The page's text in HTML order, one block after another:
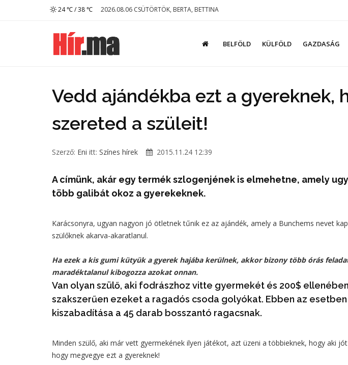
24 ℃ / 38 ℃ 2026.08.06 CSÜTÖRTÖK, BERTA, BETTINA
BELFÖLD KÜLFÖLD GAZDASÁG
Vedd ajándékba ezt a gyereknek,
szereted a szüleit!
Szerző: Eni itt: Színes hírek 2015.11.24 12:39
A címünk, akár egy termék szlogenjének is elmehetne, amely
több galibát okoz a gyerekeknek.
Karácsonyra, ugyan nagyon jó ötletnek tűnik ez az ajándék, amely a Bunchems nevet
szülőknek akarva-akaratlanul.
Ha ezek a kis gumi kütyük a gyerek hajába kerülnek, akkor bizony több órás
maradéktalanul kibogozza azokat onnan.
Van olyan szülő, aki fodrászhoz vitte gyermekét és 200$
szakszerűen ezeket a ragadós csoda golyókat. Ebben az
kiszabadítása a 45 darab bosszantó ragacsnak.
Minden szülő, aki már vett gyermekének ilyen játékot, azt üzeni a többieknek, hogy aki
hogy megvegye ezt a gyereknek!